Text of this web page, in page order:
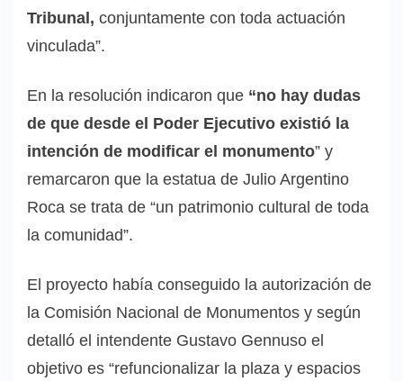
Tribunal, conjuntamente con toda actuación
vinculada”.
En la resolución indicaron que “no hay dudas
de que desde el Poder Ejecutivo existió la
intención de modificar el monumento” y
remarcaron que la estatua de Julio Argentino
Roca se trata de “un patrimonio cultural de toda
la comunidad”.
El proyecto había conseguido la autorización de
la Comisión Nacional de Monumentos y según
detalló el intendente Gustavo Gennuso el
objetivo es “refuncionalizar la plaza y espacios